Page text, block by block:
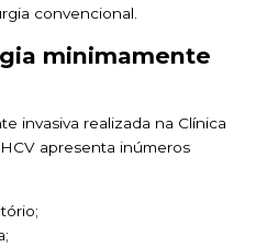
convencional.
minimamente
invasiva realizada na Clínica
apresenta inúmeros